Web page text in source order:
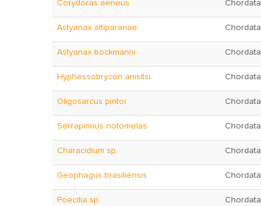
Corydoras aeneus Chordata
Astyanax altiparanae Chordata
Astyanax bockmanni Chordata
Hyphessobrycon anisitsi Chordata
Oligosarcus pintoi Chordata
Serrapinnus notomelas Chordata
Characidium sp. Chordata
Geophagus brasiliensis Chordata
Poecilia sp. Chordata